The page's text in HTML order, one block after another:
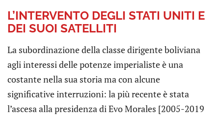
L’INTERVENTO DEGLI STATI UNITI E
DEI SUOI SATELLITI
La subordinazione della classe dirigente boliviana
agli interessi delle potenze imperialiste è una
costante nella sua storia ma con alcune
significative interruzioni: la più recente è stata
l’ascesa alla presidenza di Evo Morales [2005-2019